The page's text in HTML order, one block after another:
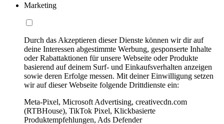
Marketing
Durch das Akzeptieren dieser Dienste können wir dir auf
deine Interessen abgestimmte Werbung, gesponserte Inhalte
oder Rabattaktionen für unsere Webseite oder Produkte
basierend auf deinem Surf- und Einkaufsverhalten anzeigen
sowie deren Erfolge messen. Mit deiner Einwilligung setzen
wir auf dieser Webseite folgende Drittdienste ein:
Meta-Pixel, Microsoft Advertising, creativecdn.com
(RTBHouse), TikTok Pixel, Klickbasierte
Produktempfehlungen, Ads Defender